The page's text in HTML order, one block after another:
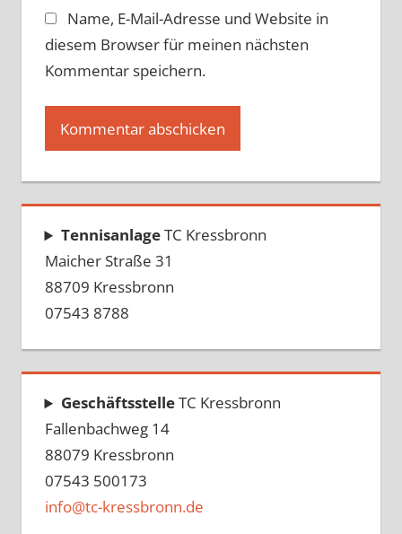
Name, E-Mail-Adresse und Website in
diesem Browser für meinen nächsten
Kommentar speichern.
TennisanlageTC Kressbronn
Maicher Straße 31
88709 Kressbronn
07543 8788
GeschäftsstelleTC Kressbronn
Fallenbachweg 14
88079 Kressbronn
07543 500173
info@tc-kressbronn.de